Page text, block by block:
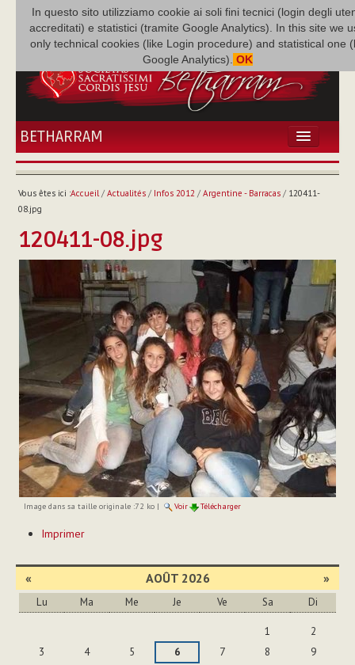
In questo sito utilizziamo cookie ai soli fini tecnici (login degli
accreditati) e statistici (tramite Google Analytics). In this site we
only technical cookies (like Login procedure) and statistical one
Google Analytics). OK
BETHARRAM
ACCUEIL
BÉTHARRAM
FAMILLE
MISSION
NEF
MULTIMÉDIA
P. AUGUSTE ETCHÉCOPAR
Vous êtes ici :Accueil/ Actualités/ Infos 2012 / Argentine - Barracas/ 120411-
08.jpg
120411-08.jpg
Image dans sa taille originale :72 ko| Voir Télécharger
sur
document
Imprimer
« AOÛT 2026 »
Lu Ma Me Je Ve Sa Di
1
2
3
4 5 6 7 8
9